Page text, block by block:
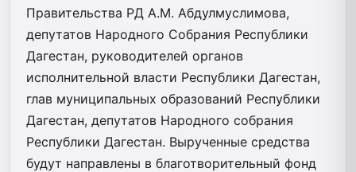
Правительства РД А.М. Абдулмуслимова,
депутатов Народного Собрания Республики
Дагестан, руководителей органов
исполнительной власти Республики Дагестан,
глав муниципальных образований Республики
Дагестан, депутатов Народного собрания
Республики Дагестан. Вырученные средства
будут направлены в благотворительный фонд